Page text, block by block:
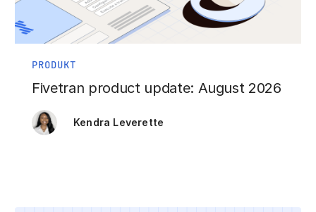
PRODUKT
Fivetran product update: August 2026
Kendra Leverette